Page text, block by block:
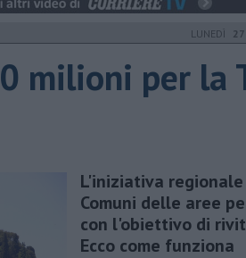
LUNEDÌ
milioni per la
L'iniziativa
Comuni delle aree
con l'obiettivo di
Ecco come funziona